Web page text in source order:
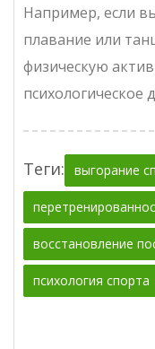
Например, если
плавание или
физическую
психологическое
Теги: выгорание
восстановление
психология спорта